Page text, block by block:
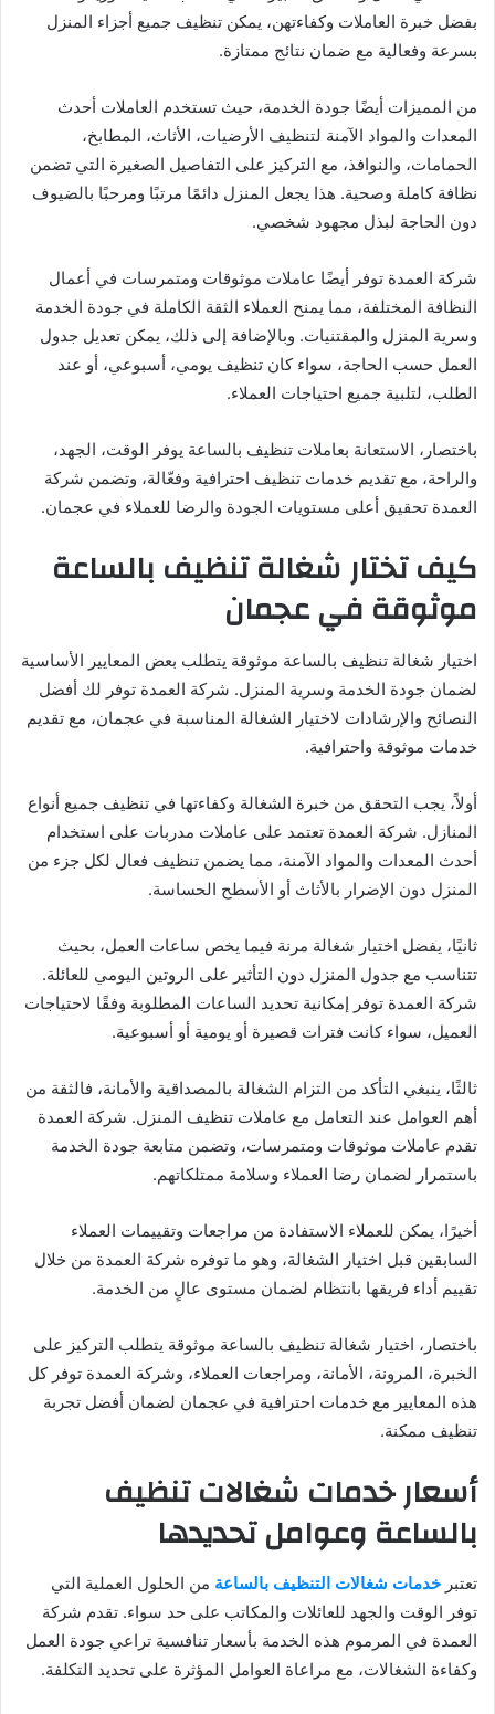
بفضل خبرة العاملات وكفاءتهن، يمكن تنظيف جميع أجزاء المنزل
بسرعة وفعالية مع ضمان نتائج ممتازة.
من المميزات أيضًا جودة الخدمة، حيث تستخدم العاملات أحدث
المعدات والمواد الآمنة لتنظيف الأرضيات، الأثاث، المطابخ،
الحمامات، والنوافذ، مع التركيز على التفاصيل الصغيرة التي تضمن
نظافة كاملة وصحية. هذا يجعل المنزل دائمًا مرتبًا ومرحبًا بالضيوف
دون الحاجة لبذل مجهود شخصي.
شركة العمدة توفر أيضًا عاملات موثوقات ومتمرسات في أعمال
النظافة المختلفة، مما يمنح العملاء الثقة الكاملة في جودة الخدمة
وسرية المنزل والمقتنيات. وبالإضافة إلى ذلك، يمكن تعديل جدول
العمل حسب الحاجة، سواء كان تنظيف يومي، أسبوعي، أو عند
الطلب، لتلبية جميع احتياجات العملاء.
باختصار، الاستعانة بعاملات تنظيف بالساعة يوفر الوقت، الجهد،
والراحة، مع تقديم خدمات تنظيف احترافية وفعّالة، وتضمن شركة
العمدة تحقيق أعلى مستويات الجودة والرضا للعملاء في عجمان.
كيف تختار شغالة تنظيف بالساعة
موثوقة في عجمان
اختيار شغالة تنظيف بالساعة موثوقة يتطلب بعض المعايير الأساسية
لضمان جودة الخدمة وسرية المنزل. شركة العمدة توفر لك أفضل
النصائح والإرشادات لاختيار الشغالة المناسبة في عجمان، مع تقديم
خدمات موثوقة واحترافية.
أولاً، يجب التحقق من خبرة الشغالة وكفاءتها في تنظيف جميع أنواع
المنازل. شركة العمدة تعتمد على عاملات مدربات على استخدام
أحدث المعدات والمواد الآمنة، مما يضمن تنظيف فعال لكل جزء من
المنزل دون الإضرار بالأثاث أو الأسطح الحساسة.
ثانيًا، يفضل اختيار شغالة مرنة فيما يخص ساعات العمل، بحيث
تتناسب مع جدول المنزل دون التأثير على الروتين اليومي للعائلة.
شركة العمدة توفر إمكانية تحديد الساعات المطلوبة وفقًا لاحتياجات
العميل، سواء كانت فترات قصيرة أو يومية أو أسبوعية.
ثالثًا، ينبغي التأكد من التزام الشغالة بالمصداقية والأمانة، فالثقة من
أهم العوامل عند التعامل مع عاملات تنظيف المنزل. شركة العمدة
تقدم عاملات موثوقات ومتمرسات، وتضمن متابعة جودة الخدمة
باستمرار لضمان رضا العملاء وسلامة ممتلكاتهم.
أخيرًا، يمكن للعملاء الاستفادة من مراجعات وتقييمات العملاء
السابقين قبل اختيار الشغالة، وهو ما توفره شركة العمدة من خلال
تقييم أداء فريقها بانتظام لضمان مستوى عالٍ من الخدمة.
باختصار، اختيار شغالة تنظيف بالساعة موثوقة يتطلب التركيز على
الخبرة، المرونة، الأمانة، ومراجعات العملاء، وشركة العمدة توفر كل
هذه المعايير مع خدمات احترافية في عجمان لضمان أفضل تجربة
تنظيف ممكنة.
أسعار خدمات شغالات تنظيف
بالساعة وعوامل تحديدها
تعتبر خدمات شغالات التنظيف بالساعة من الحلول العملية التي
توفر الوقت والجهد للعائلات والمكاتب على حد سواء. تقدم شركة
العمدة في المرموم هذه الخدمة بأسعار تنافسية تراعي جودة العمل
وكفاءة الشغالات، مع مراعاة العوامل المؤثرة على تحديد التكلفة.